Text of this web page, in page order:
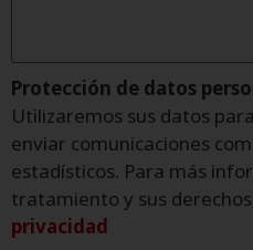
Protección de datos
Utilizaremos sus datos
enviar comunicaciones
estadísticos. Para más
tratamiento y sus
privacidad